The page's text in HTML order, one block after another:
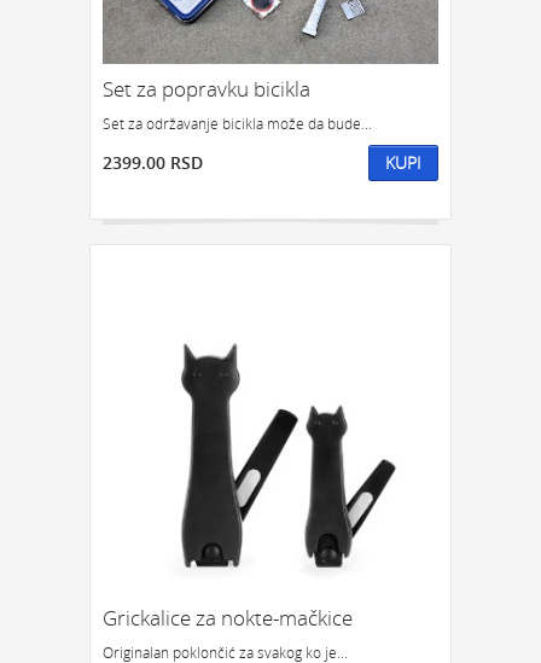
Set za popravku bicikla
Set za održavanje bicikla može da bude...
2399.00 RSD KUPI
Grickalice za nokte-mačkice
Originalan poklončić za svakog ko je...